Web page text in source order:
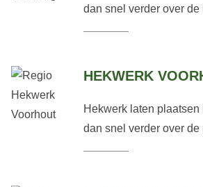
dan snel verder over
HEKWERK
Hekwerk laten
dan snel verder over